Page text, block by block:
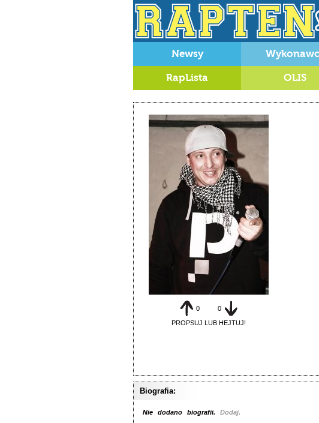
Newsy
RapLista OLIS
0
0
PROPSUJ LUB HEJTUJ!
Biografia:
Nie dodano biografii. Dodaj.